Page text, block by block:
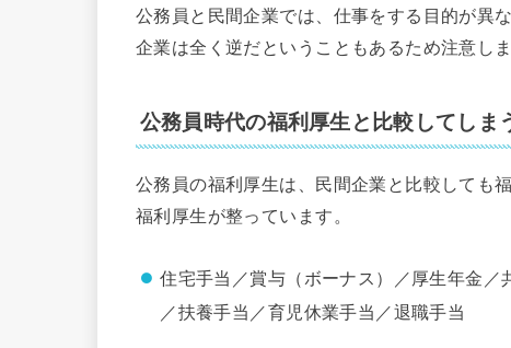
公務員と民間企業では、仕事をする目的が異
企業は全く逆だということもあるため注意しま
公務員時代の福利厚生と比較してしま
公務員の福利厚生は、民間企業と比較しても
福利厚生が整っています。
住宅手当／賞与（ボーナス）／厚生年金
／扶養手当／育児休業手当／退職手当